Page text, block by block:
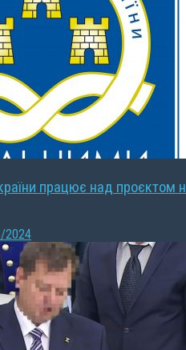
працює над проєктом
2024